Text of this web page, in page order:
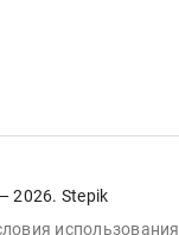
2026. Stepik
использования